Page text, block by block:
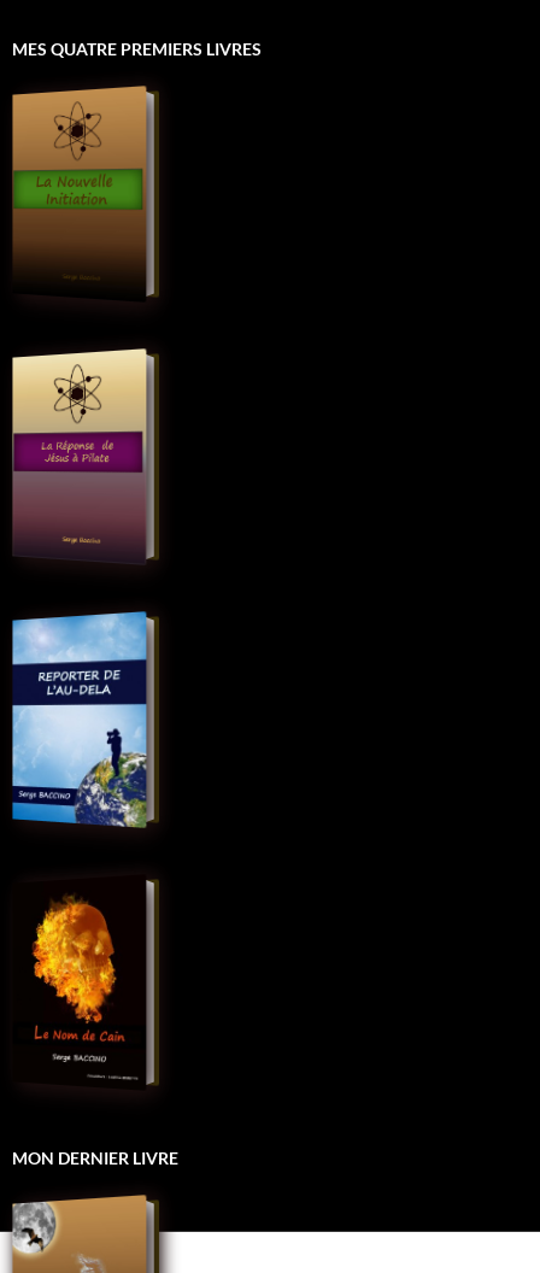
MES QUATRE PREMIERS LIVRES
MON DERNIER LIVRE